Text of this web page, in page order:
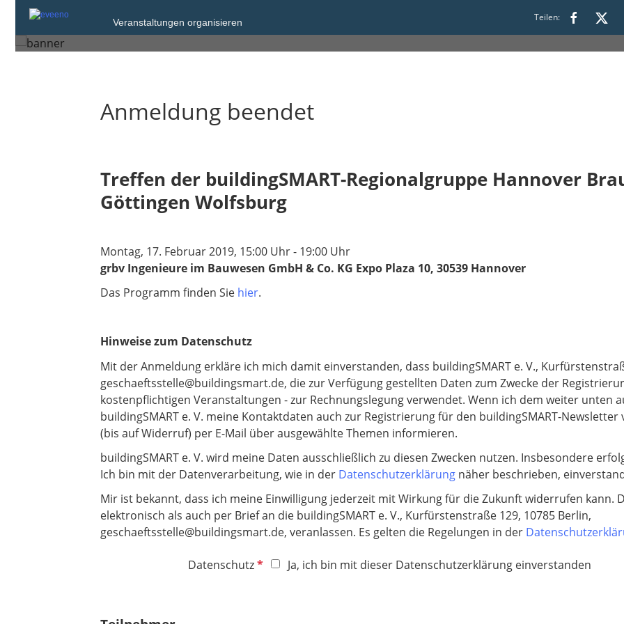
Veranstaltungen organisieren Teilen:
Hannover
Anmeldung beendet
Treffen der buildingSMART-Regionalgruppe Hannover
Göttingen Wolfsburg
Montag, 17. Februar 2019, 15:00 Uhr - 19:00 Uhr
grbv Ingenieure im Bauwesen GmbH & Co. KG Expo Plaza 10, 30539 Hannover
Das Programm finden Sie hier.
Hinweise zum Datenschutz
Mit der Anmeldung erkläre ich mich damit einverstanden, dass buildingSMART e. V.,
geschaeftsstelle@buildingsmart.de, die zur Verfügung gestellten Daten zum Zwecke der
kostenpflichtigen Veranstaltungen - zur Rechnungslegung verwendet. Wenn ich dem weiter unten
buildingSMART e. V. meine Kontaktdaten auch zur Registrierung für den buildingSMART-
(bis auf Widerruf) per E-Mail über ausgewählte Themen informieren.
buildingSMART e. V. wird meine Daten ausschließlich zu diesen Zwecken nutzen. Insbesondere
Ich bin mit der Datenverarbeitung, wie in der Datenschutzerklärung näher beschrieben,
Mir ist bekannt, dass ich meine Einwilligung jederzeit mit Wirkung für die Zukunft widerrufen kann.
elektronisch als auch per Brief an die buildingSMART e. V., Kurfürstenstraße 129, 10785 Berlin,
geschaeftsstelle@buildingsmart.de, veranlassen. Es gelten die Regelungen in der
DatenschutzP
Ja, ich bin mit dieser Datenschutzerklärung einverstanden